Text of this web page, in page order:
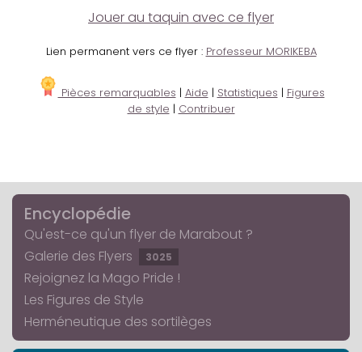
Jouer au taquin avec ce flyer
Lien permanent vers ce flyer : Professeur MORIKEBA
Pièces remarquables | Aide | Statistiques | Figures
de style | Contribuer
Encyclopédie
Qu'est-ce qu'un flyer de Marabout ?
Galerie des Flyers
3025
Rejoignez la Mago Pride !
Les Figures de Style
Herméneutique des sortilèges